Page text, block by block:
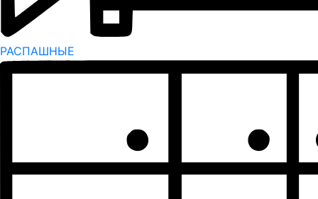
РАСПАШНЫЕ